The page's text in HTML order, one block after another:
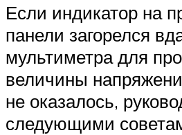
Если индикатор на
панели загорелся
мультиметра для
величины
не оказалось,
следующими